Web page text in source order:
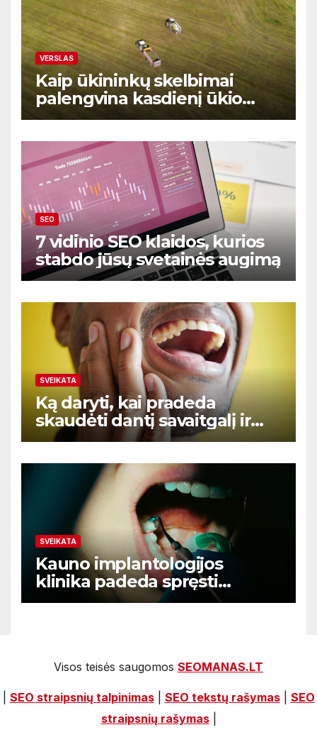
VERSLAS
Kaip ūkininkų skelbimai
palengvina kasdienį ūkio
prekių ir paslaugų valdymą
SEO
7 vidinio SEO klaidos, kurios
stabdo jūsų svetainės augimą
SVEIKATA
Ką daryti, kai pradeda
skaudėti dantį savaitgalį ir
nėra aišku kur kreiptis
SVEIKATA
Kauno implantologijos
klinika padeda spręsti
dantenų problemas kol jos
Visos teisės saugomos SEOMANAS.LT
SEO straipsnių talpinimas| SEO tekstų rašymas| SEO
straipsnių rašymas|